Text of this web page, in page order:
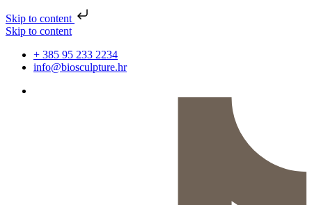
Skip to content
Skip to content
+ 385 95 233 2234
info@biosculpture.hr